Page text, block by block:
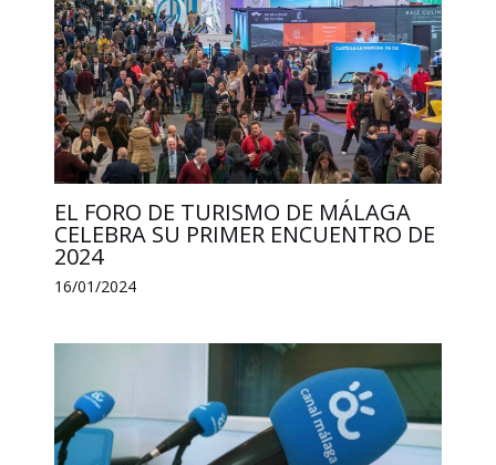
EL FORO DE TURISMO DE MÁLAGA
CELEBRA SU PRIMER ENCUENTRO DE
2024
16/01/2024